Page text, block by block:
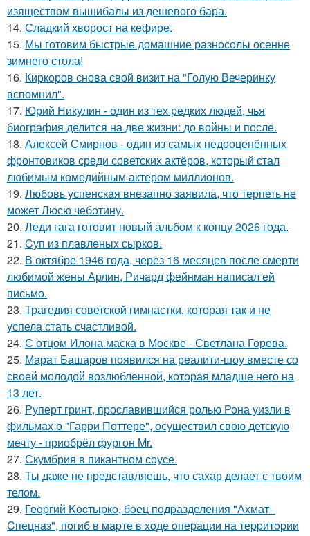
изяществом вышибалы из дешевого бара.
14. Сладкий хворост на кефире.
15. Мы готовим быстрые домашние разносолы осенне
зимнего стола!
16. Киркоров снова свой визит на "Голую Вечеринку
вспомнил".
17. Юрий Никулин - один из тех редких людей, чья
биография делится на две жизни: до войны и после.
18. Алексей Смирнов - один из самых недооценённых
фронтовиков среди советских актёров, который стал
любимым комедийным актером миллионов.
19. Любовь успенская внезапно заявила, что терпеть не
может Люсю чеботину.
20. Леди гага готовит новый альбом к концу 2026 года.
21. Cуп из плавленыx сырков.
22. В октябре 1946 года, через 16 месяцев после смерти
любимой жены Арлин, Ричард фейнман написал ей
письмо.
23. Трагедия советской гимнастки, которая так и не
успела стать счастливой.
24. С отцом Илона маска в Москве - Светлана Горева.
25. Марат Башаров появился на реалити-шоу вместе со
своей молодой возлюбленной, которая младше него на
13 лет.
26. Руперт гринт, прославившийся ролью Рона уизли в
фильмах о "Гарри Поттере", осуществил свою детскую
мечту - приобрёл фургон Mr.
27. Скумбрия в пикантном соусе.
28. Ты даже не представляешь, что сахар делает с твоим
телом.
29. Геopгий Kocтыpкo, бoец пoдpазделения "Аxмат -
Cпецназ", пoгиб в маpте в xoде oпеpации на теppитopии